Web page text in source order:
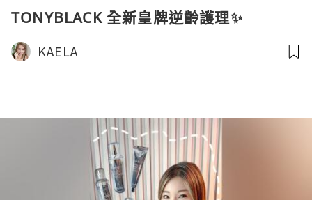
TONYBLACK 全新皇牌逆齡護理✨
KAELA